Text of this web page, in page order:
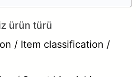
ürün türü
/ Item classification /